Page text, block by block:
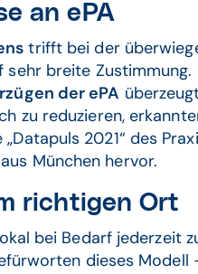
an ePA
trifft bei der
breite Zustimmung.
der ePA
zu reduzieren,
2021“ des
München hervor.
richtigen Ort
bei Bedarf jederzeit
dieses Modell